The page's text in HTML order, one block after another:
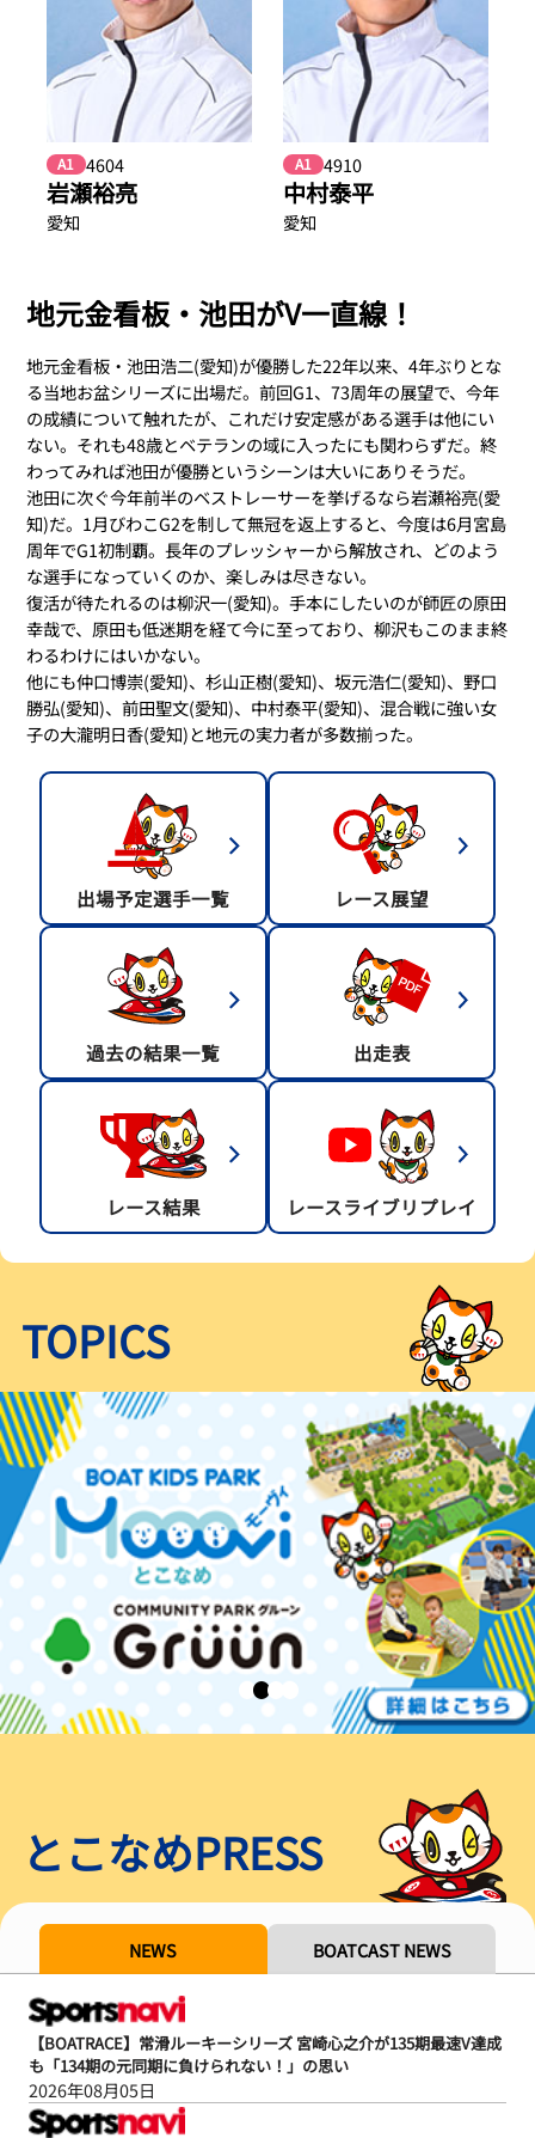
A1 4604
岩瀬裕亮
愛知
A1 4910
中村泰平
愛知
地元金看板・池田がV一直線！
地元金看板・池田浩二(愛知)が優勝した22年以来、4年ぶりとな
る当地お盆シリーズに出場だ。前回G1、73周年の展望で、今年
の成績について触れたが、これだけ安定感がある選手は他にい
ない。それも48歳とベテランの域に入ったにも関わらずだ。終
わってみれば池田が優勝というシーンは大いにありそうだ。
池田に次ぐ今年前半のベストレーサーを挙げるなら岩瀬裕亮(愛
知)だ。1月びわこG2を制して無冠を返上すると、今度は6月宮島
周年でG1初制覇。長年のプレッシャーから解放され、どのよう
な選手になっていくのか、楽しみは尽きない。
復活が待たれるのは柳沢一(愛知)。手本にしたいのが師匠の原田
幸哉で、原田も低迷期を経て今に至っており、柳沢もこのまま終
わるわけにはいかない。
他にも仲口博崇(愛知)、杉山正樹(愛知)、坂元浩仁(愛知)、野口
勝弘(愛知)、前田聖文(愛知)、中村泰平(愛知)、混合戦に強い女
子の大瀧明日香(愛知)と地元の実力者が多数揃った。
出場予定選手一覧 レース展望
過去の結果一覧 出走表
レース結果 レースライブリプレイ
TOPICS
とこなめPRESS
NEWS BOATCAST NEWS
【BOATRACE】常滑ルーキーシリーズ 宮崎心之介が135期最速V達成
も「134期の元同期に負けられない！」の思い
2026年08月05日